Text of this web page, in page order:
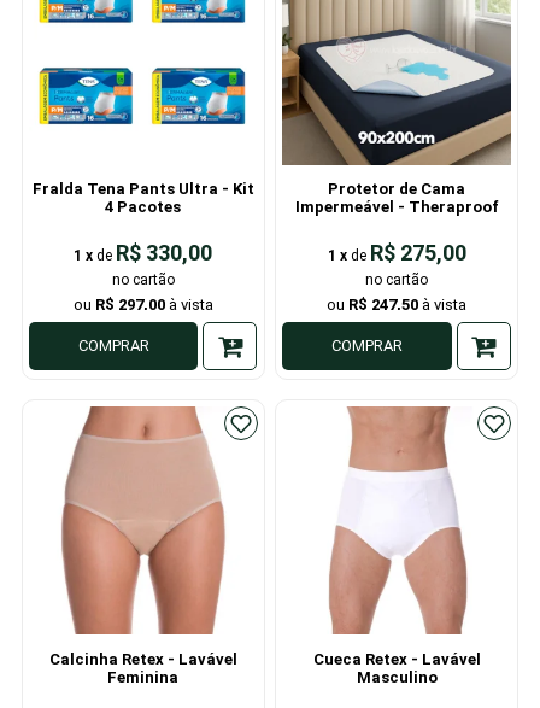
Fralda Tena Pants Ultra - Kit
4 Pacotes
1 x de R$ 330,00
R$ 297,00
COMPRAR
Protetor de Cama
Impermeável - Theraproof
1 x de R$ 275,00
R$ 247,50
COMPRAR
Calcinha Retex - Lavável
Feminina
Cueca Retex - Lavável
Masculino